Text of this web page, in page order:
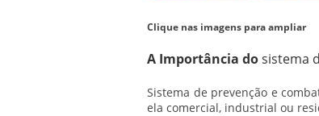
Clique nas imagens para ampliar
A Importância dosistema
Sistema de prevenção e
ela comercial, industrial ou